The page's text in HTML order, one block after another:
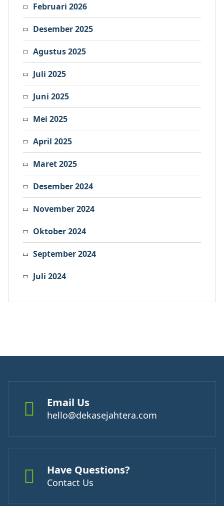
Februari 2026
Desember 2025
Agustus 2025
Juli 2025
Juni 2025
Mei 2025
April 2025
Maret 2025
Desember 2024
November 2024
Oktober 2024
September 2024
Juli 2024
Email Us
hello@dekasejahtera.com
Have Questions?
Contact Us